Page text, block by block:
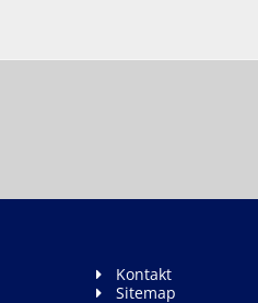
Kontakt
Sitemap